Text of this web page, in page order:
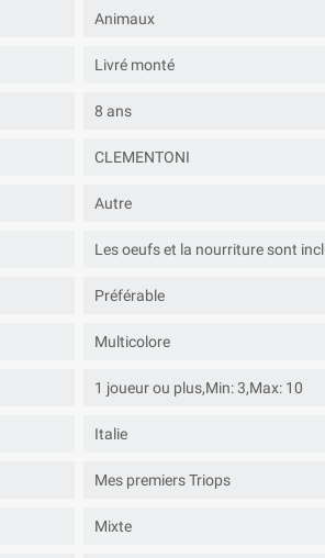
Animaux
Livré monté
8 ans
CLEMENTONI
Autre
Les oeufs et la nourriture sont
Préférable
Multicolore
1 joueur ou plus,Min: 3,Max: 10
Italie
Mes premiers Triops
Mixte